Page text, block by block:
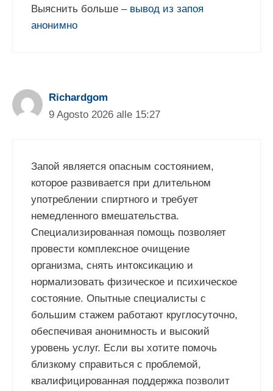
Выяснить больше – вывод из запоя
анонимно
Richardgom
9 Agosto 2026 alle 15:27
Запой является опасным состоянием,
которое развивается при длительном
употреблении спиртного и требует
немедленного вмешательства.
Специализированная помощь позволяет
провести комплексное очищение
организма, снять интоксикацию и
нормализовать физическое и психическое
состояние. Опытные специалисты с
большим стажем работают круглосуточно,
обеспечивая анонимность и высокий
уровень услуг. Если вы хотите помочь
близкому справиться с проблемой,
квалифицированная поддержка позволит